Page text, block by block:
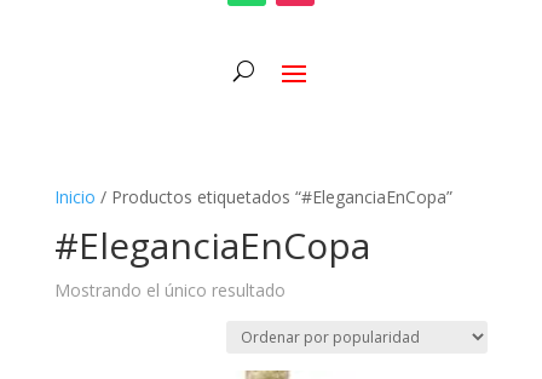
Inicio / Productos etiquetados “#EleganciaEnCopa”
#EleganciaEnCopa
Mostrando el único resultado